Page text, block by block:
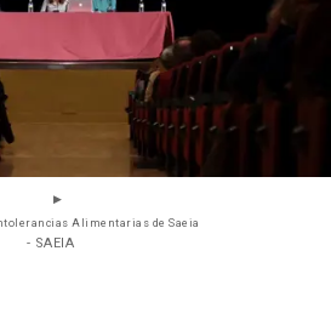
Alimentarias de Saeia
- SAEIA